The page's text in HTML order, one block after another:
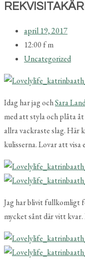
april 19, 2017
12:00 f m
Uncategorized
Idag har jag ochSara
med att styla och plåta åt
allra vackraste slag. Här
kulisserna. Lovar att
Jag har blivit fullkomligt
mycket sånt där vitt